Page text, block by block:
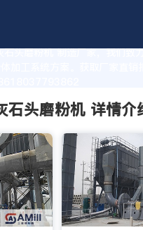
头磨粉机 制造厂家，我们致
加工系统方案。获取厂家直销
石头磨粉机 详情介